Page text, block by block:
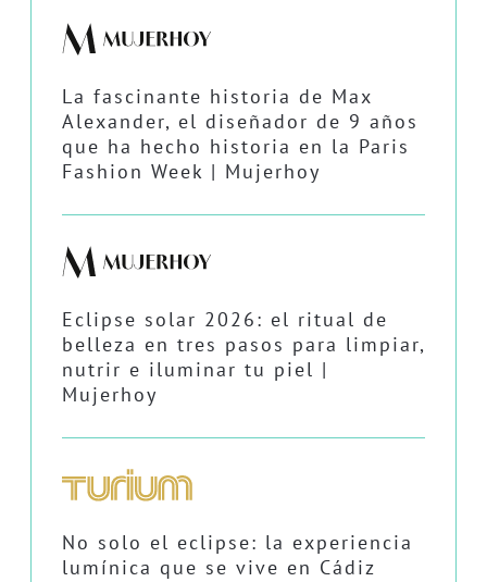
La fascinante historia de Max
Alexander, el diseñador de 9 años
que ha hecho historia en la Paris
Fashion Week | Mujerhoy
Eclipse solar 2026: el ritual de
belleza en tres pasos para limpiar,
nutrir e iluminar tu piel |
Mujerhoy
No solo el eclipse: la experiencia
lumínica que se vive en Cádiz